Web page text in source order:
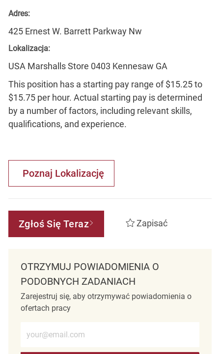
Adres:
425 Ernest W. Barrett Parkway Nw
Lokalizacja:
USA Marshalls Store 0403 Kennesaw GA
This position has a starting pay range of $15.25 to
$15.75 per hour. Actual starting pay is determined
by a number of factors, including relevant skills,
qualifications, and experience.
Poznaj Lokalizację
Zgłoś Się Teraz Zapisać
OTRZYMUJ POWIADOMIENIA O
PODOBNYCH ZADANIACH
Zarejestruj się, aby otrzymywać powiadomienia o
ofertach pracy